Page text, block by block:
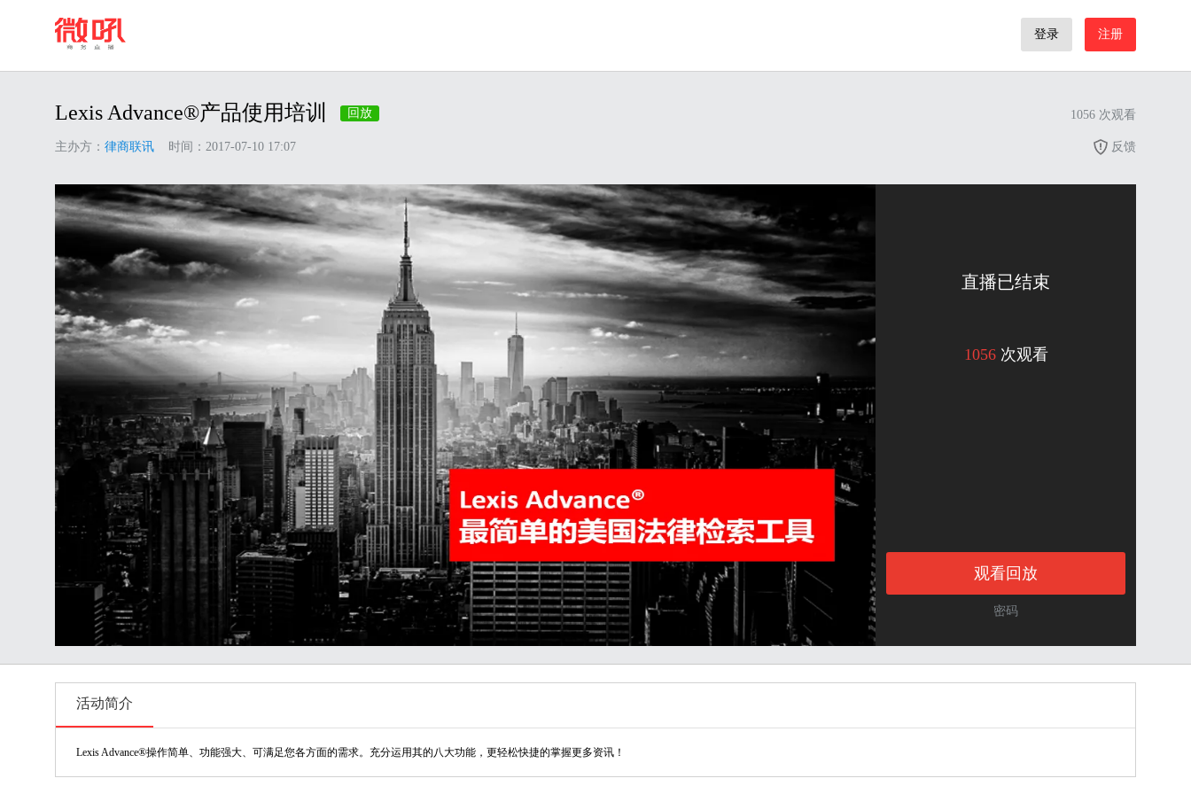
登录 注册
Lexis Advance®产品使用培训 回放 1056 次观看
主办方： 律商联讯 时间：2017-07-10 17:07 反馈
直播已结束
1056次观看
观看回放
密码
活动简介
Lexis Advance®操作简单、功能强大、可满足您各方面的需求。充分运用其的八大功能，更轻松快捷的掌握更多资讯！